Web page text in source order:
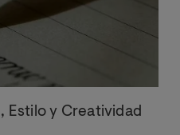
Estilo y Creatividad